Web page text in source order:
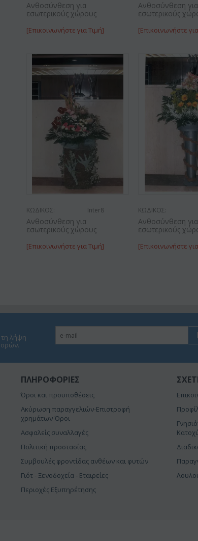
Ανθοσύνθεση για
εσωτερικούς χώρους
[Επικοινωνήστε για Τιμή]
Ανθοσύνθεση για
εσωτερικούς
[Επικοινωνήστε
ΚΩΔΙΚΟΣ: Inter8
Ανθοσύνθεση για
εσωτερικούς χώρους
[Επικοινωνήστε για Τιμή]
ΚΩΔΙΚΟΣ:
Ανθοσύνθεση για
εσωτερικούς
[Επικοινωνήστε
τη λήψη
ΠΛΗΡΟΦΟΡΊΕΣ
Όροι και προυποθέσεις
Ακύρωση παραγγελιών-Επιστροφή
χρημάτων-Όροι
Ασφαλείς συναλλαγές
Πολιτική προστασίας
Συμβουλές φροντίδας ανθέων και φυτών
Γιότ - Ξενοδοχεία - Εταιρείες
Περιοχές Εξυπηρέτησης